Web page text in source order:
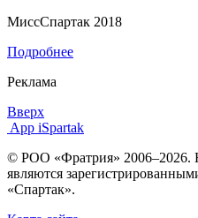
МиссСпартак 2018
Подробнее
Реклама
Вверх
App iSpartak
© РОО «Фратрия» 2006–2026.
являются
«Спартак».